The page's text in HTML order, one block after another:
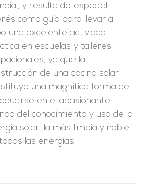
y resulta de especial
como guía para llevar a
una excelente actividad
en escuelas y talleres
ya que la
de una cocina solar
una magnífica forma de
en el apasionante
del conocimiento y uso de la
solar, la más limpia y noble
las energías.